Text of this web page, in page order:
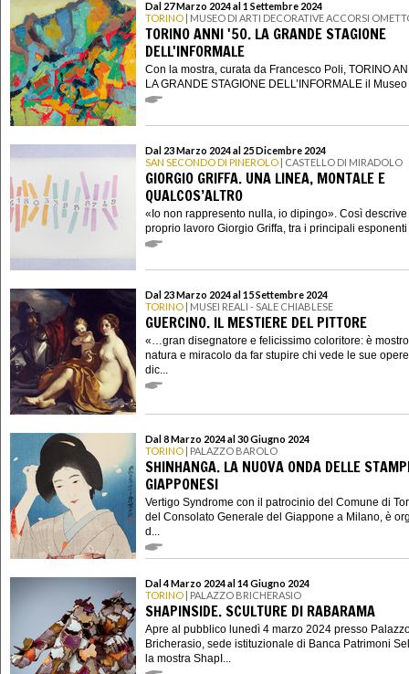
Dal 27 Marzo 2024 al 1 Settembre 2024
TORINO | MUSEO DI ARTI DECORATIVE ACCORSI
TORINO ANNI '50. LA GRANDE STAGIONE
DELL'INFORMALE
Con la mostra, curata da Francesco Poli, TORINO
LA GRANDE STAGIONE DELL’INFORMALE il
Dal 23 Marzo 2024 al 25 Dicembre 2024
SAN SECONDO DI PINEROLO | CASTELLO DI MIRADOLO
GIORGIO GRIFFA. UNA LINEA, MONTALE E
QUALCOS’ALTRO
«Io non rappresento nulla, io dipingo». Così
proprio lavoro Giorgio Griffa, tra i principali
Dal 23 Marzo 2024 al 15 Settembre 2024
TORINO | MUSEI REALI - SALE CHIABLESE
GUERCINO. IL MESTIERE DEL PITTORE
«…gran disegnatore e felicissimo coloritore: è
natura e miracolo da far stupire chi vede le sue
dic...
Dal 8 Marzo 2024 al 30 Giugno 2024
TORINO | PALAZZO BAROLO
SHINHANGA. LA NUOVA ONDA DELLE
GIAPPONESI
Vertigo Syndrome con il patrocinio del Comune di
del Consolato Generale del Giappone a Milano, è
d...
Dal 4 Marzo 2024 al 14 Giugno 2024
TORINO | PALAZZO BRICHERASIO
SHAPINSIDE. SCULTURE DI RABARAMA
Apre al pubblico lunedì 4 marzo 2024 presso
Bricherasio, sede istituzionale di Banca Patrimoni
la mostra ShapI...